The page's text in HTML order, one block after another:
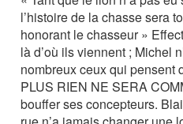
l’histoire de la chasse sera
honorant le chasseur »
là d’où ils viennent ; Michel
nombreux ceux qui pensent
PLUS RIEN NE SERA
bouffer ses concepteurs.